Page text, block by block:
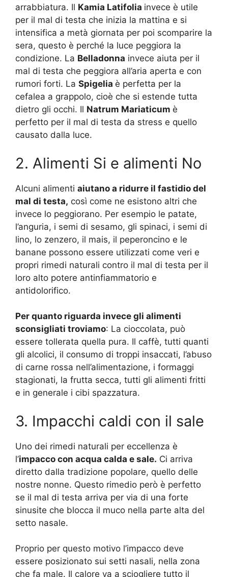
arrabbiatura. Il Kamia Latifolia invece è utile
per il mal di testa che inizia la mattina e si
intensifica a metà giornata per poi scomparire la
sera, questo è perché la luce peggiora la
condizione. La Belladonna invece aiuta per il
mal di testa che peggiora all’aria aperta e con
rumori forti. La Spigelia è perfetta per la
cefalea a grappolo, cioè che si estende tutta
dietro gli occhi. Il Natrum Mariaticum è
perfetto per il mal di testa da stress e quello
causato dalla luce.
2. Alimenti Si e alimenti No
Alcuni alimenti aiutano a ridurre il fastidio del
mal di testa, così come ne esistono altri che
invece lo peggiorano. Per esempio le patate,
l’anguria, i semi di sesamo, gli spinaci, i semi di
lino, lo zenzero, il mais, il peperoncino e le
banane possono essere utilizzati come veri e
propri rimedi naturali contro il mal di testa per il
loro alto potere antinfiammatorio e
antidolorifico.
Per quanto riguarda invece gli alimenti
sconsigliati troviamo: La cioccolata, può
essere tollerata quella pura. Il caffè, tutti quanti
gli alcolici, il consumo di troppi insaccati, l’abuso
di carne rossa nell’alimentazione, i formaggi
stagionati, la frutta secca, tutti gli alimenti fritti
e in generale i cibi spazzatura.
3. Impacchi caldi con il sale
Uno dei rimedi naturali per eccellenza è
l’impacco con acqua calda e sale. Ci arriva
diretto dalla tradizione popolare, quello delle
nostre nonne. Questo rimedio però è perfetto
se il mal di testa arriva per via di una forte
sinusite che blocca il muco nella parte alta del
setto nasale.
Proprio per questo motivo l’impacco deve
essere posizionato sui setti nasali, nella zona
che fa male. Il calore va a sciogliere tutto il